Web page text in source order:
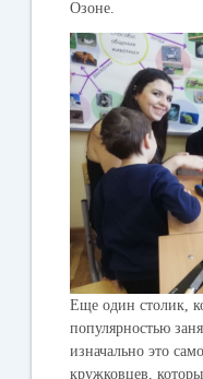
Озоне.
Еще один столик,
популярностью
изначально это
кружковцев,